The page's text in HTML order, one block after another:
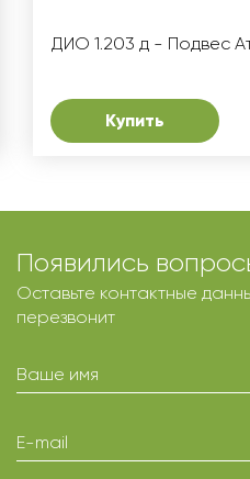
ДИО 1.203 д - Подвес
Купить
Появились
Оставьте контактные
перезвонит
Ваше имя
E-mail